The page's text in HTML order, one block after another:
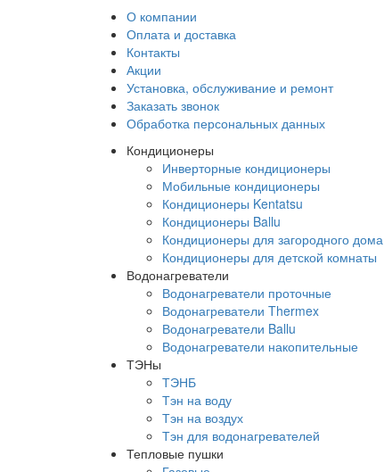
О компании
Оплата и доставка
Контакты
Акции
Установка, обслуживание и ремонт
Заказать звонок
Обработка персональных данных
Кондиционеры
Инверторные кондиционеры
Мобильные кондиционеры
Кондиционеры Kentatsu
Кондиционеры Ballu
Кондиционеры для загородного дома
Кондиционеры для детской комнаты
Водонагреватели
Водонагреватели проточные
Водонагреватели Thermex
Водонагреватели Ballu
Водонагреватели накопительные
ТЭНы
ТЭНБ
Тэн на воду
Тэн на воздух
Тэн для водонагревателей
Тепловые пушки